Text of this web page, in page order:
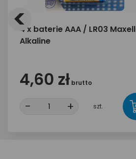
4 x baterie AAA / LR03 Maxell
Alkaline
4,60 zł brutto
- + szt.
<